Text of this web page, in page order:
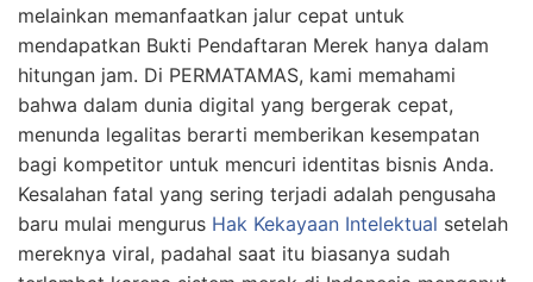
melainkan memanfaatkan jalur cepat untuk
mendapatkan Bukti Pendaftaran Merek hanya dalam
hitungan jam. Di PERMATAMAS, kami memahami
bahwa dalam dunia digital yang bergerak cepat,
menunda legalitas berarti memberikan kesempatan
bagi kompetitor untuk mencuri identitas bisnis Anda.
Kesalahan fatal yang sering terjadi adalah pengusaha
baru mulai mengurus Hak Kekayaan Intelektual setelah
mereknya viral, padahal saat itu biasanya sudah